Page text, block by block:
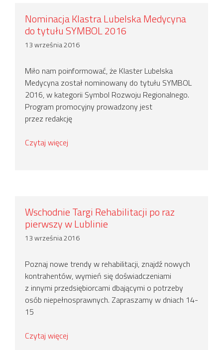
Nominacja Klastra Lubelska Medycyna
do tytułu SYMBOL 2016
13 września 2016
Miło nam poinformować, że Klaster Lubelska
Medycyna został nominowany do tytułu SYMBOL
2016, w kategorii Symbol Rozwoju Regionalnego.
Program promocyjny prowadzony jest
przez redakcję
Czytaj więcej
Wschodnie Targi Rehabilitacji po raz
pierwszy w Lublinie
13 września 2016
Poznaj nowe trendy w rehabilitacji, znajdź nowych
kontrahentów, wymień się doświadczeniami
z innymi przedsiębiorcami dbającymi o potrzeby
osób niepełnosprawnych. Zapraszamy w dniach 14-
15
Czytaj więcej